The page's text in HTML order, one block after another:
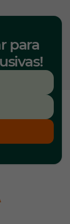
para